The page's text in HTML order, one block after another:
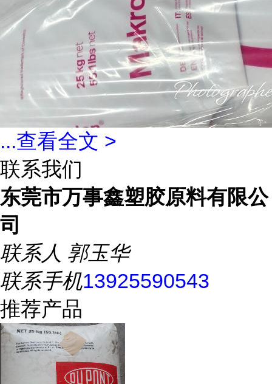
...查看全文 >
联系我们
东莞市万事鑫塑胶原料有限公
司
联系人 郭玉华
联系手机13925590543
推荐产品